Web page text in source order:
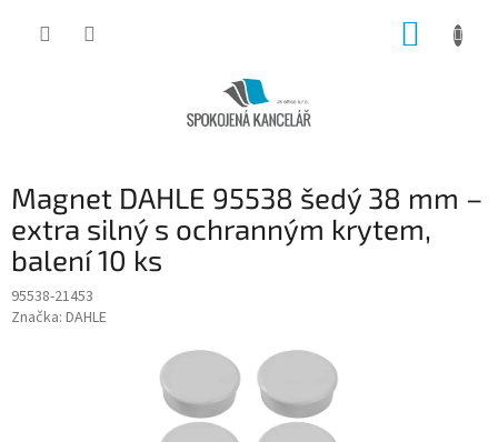
Magnet DAHLE 95538 šedý 38 mm –
extra silný s ochranným krytem,
balení 10 ks
95538-21453
Značka: DAHLE